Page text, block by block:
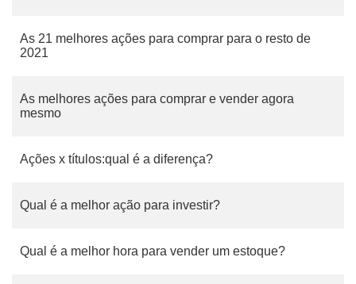
As 21 melhores ações para comprar para o resto de
2021
As melhores ações para comprar e vender agora
mesmo
Ações x títulos:qual é a diferença?
Qual é a melhor ação para investir?
Qual é a melhor hora para vender um estoque?